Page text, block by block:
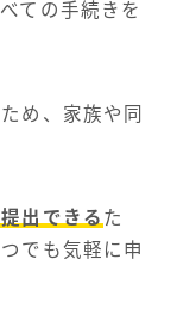
ての手続きを
め、家族や同
出できる た
でも気軽に申